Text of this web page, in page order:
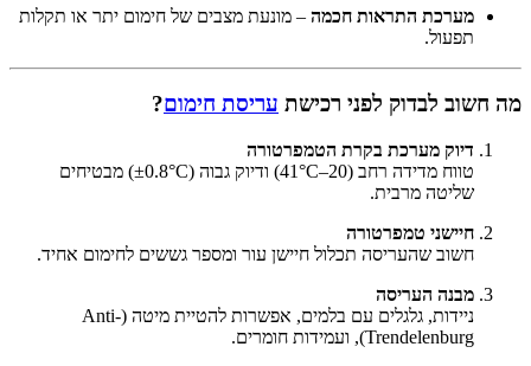
מערכת התראות חכמה – מונעת מצבים של חימום יתר או תקלות
תפעול.
מה חשוב לבדוק לפני רכישת עריסת חימום?
דיוק מערכת בקרת הטמפרטורה
טווח מדידה רחב (20–41°C) ודיוק גבוה (±0.8°C) מבטיחים
שליטה מרבית.
חיישני טמפרטורה
חשוב שהעריסה תכלול חיישן עור ומספר גששים לחימום אחיד.
מבנה העריסה
ניידות, גלגלים עם בלמים, אפשרות להטיית מיטה (Anti-
Trendelenburg), ועמידות חומרים.